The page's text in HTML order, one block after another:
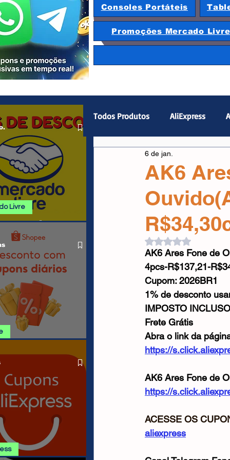
Consoles Portáteis
Promoções Mercado Livre
PROMOÇÕES
LIVRE
Livre
Todos Produtos AliExpress
Magazine Luiza
Gamepad Smartphones
Cabos USB Carregadores
AK6
6 de jan.
Avaliado com NaN
AK6 Ares Fone de
4pcs-R$137,21-
Cupom: 2026BR1
1% de desconto
IMPOSTO INCLUSO
Frete Grátis
Abra o link da
https://
AK6 Ares Fone de
https://
ACESSE OS
aliexpress